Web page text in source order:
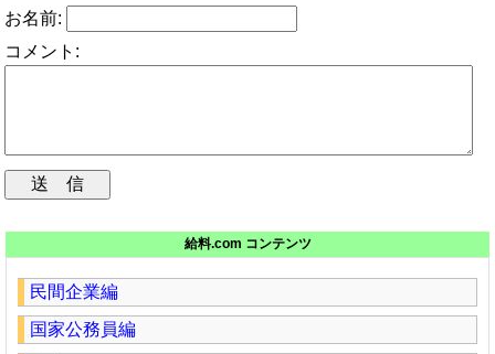
お名前:
コメント:
給料.com コンテンツ
民間企業編
国家公務員編